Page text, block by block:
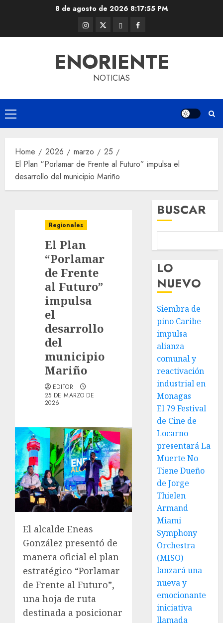
8 de agosto de 2026 8:17:56 PM
Instagram
@EnOriente
Twitter
(X)
ThreadsFacebook
ENORIENTE
NOTICIAS
Primary
Menu
Home 2026 marzo
25
El Plan “Porlamar de Frente al Futuro” impulsa el
desarrollo del municipio Mariño
Regionales
El Plan
“Porlamar
de Frente
al Futuro”
impulsa
el
desarrollo
del
municipio
Mariño
EDITOR
25 DE MARZO DE
2026
El alcalde Eneas
González presentó de
manera oficial el plan
estratégico “Porlamar
de Frente al Futuro”,
una hoja de ruta
destinada a posicionar
BUSCAR
LO
NUEVO
Siembra de
pino Caribe
impulsa
alianza
comunal y
reactivación
industrial en
Monagas
El 79 Festival
de Cine de
Locarno
presentará La
Muerte No
Tiene Dueño
de Jorge
Thielen
Armand
Miami
Symphony
Orchestra
(MISO)
lanzará una
nueva y
emocionante
iniciativa
llamada